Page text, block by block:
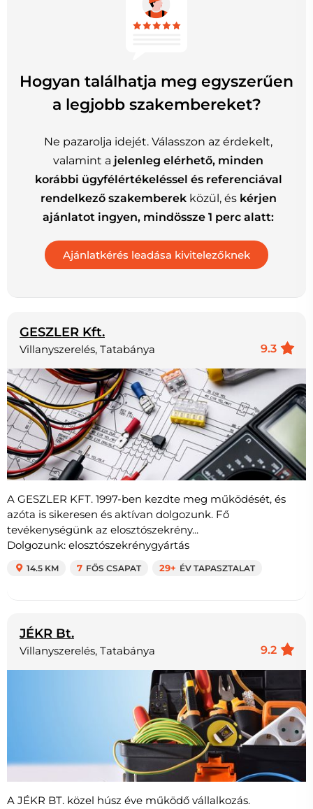
Hogyan találhatja meg egyszerűen
a legjobb szakembereket?
Ne pazarolja idejét. Válasszon az érdekelt,
valamint a jelenleg elérhető, minden
korábbi ügyfélértékeléssel és referenciával
rendelkező szakemberekközül, és kérjen
ajánlatot ingyen, mindössze 1 perc alatt:
GESZLER Kft.
9.3
Villanyszerelés, Tatabánya
A GESZLER KFT. 1997-ben kezdte meg működését, és
azóta is sikeresen és aktívan dolgozunk. Fő
tevékenységünk az elosztószekrény...
Dolgozunk: elosztószekrénygyártás
14.5 KM 7 FŐS CSAPAT 29+ ÉV TAPASZTALAT
JÉKR Bt.
9.2
Villanyszerelés, Tatabánya
A JÉKR BT. közel húsz éve működő vállalkozás.